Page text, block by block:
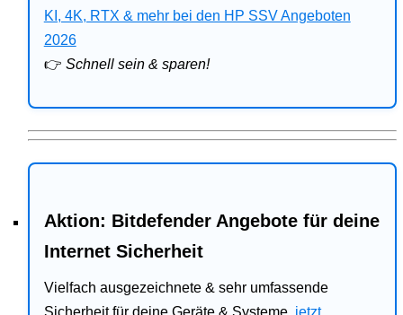
Bitdefender
Ratgeber
KI, 4K, RTX & mehr bei den HP SSV Angeboten
2026
👉 Schnell sein & sparen!
Aktion: Bitdefender Angebote für deine
Internet Sicherheit
Vielfach ausgezeichnete & sehr umfassende
Sicherheit für deine Geräte & Systeme, jetzt